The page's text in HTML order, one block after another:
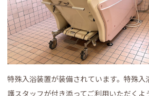
特殊入浴装置が装備されています。特殊入
護スタッフが付き添ってご利用いただくよ